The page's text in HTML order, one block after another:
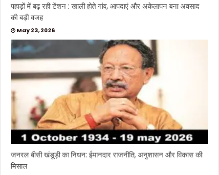
पहाड़ों में बढ़ रही टेंशन : खाली होते गांव, आपदाएं और अकेलापन बना अवसाद
की बड़ी वजह
May 23, 2026
जनरल बीसी खंडूड़ी का निधन: ईमानदार राजनीति, अनुशासन और विकास की
मिसाल